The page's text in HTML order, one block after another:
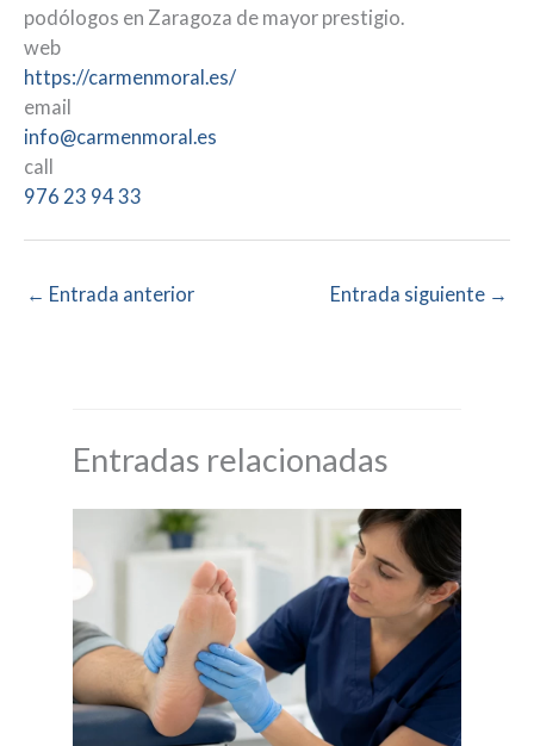
podólogos en Zaragoza de mayor prestigio.
web
https://carmenmoral.es/
email
info@carmenmoral.es
call
976 23 94 33
← Entrada anterior Entrada siguiente →
Entradas relacionadas